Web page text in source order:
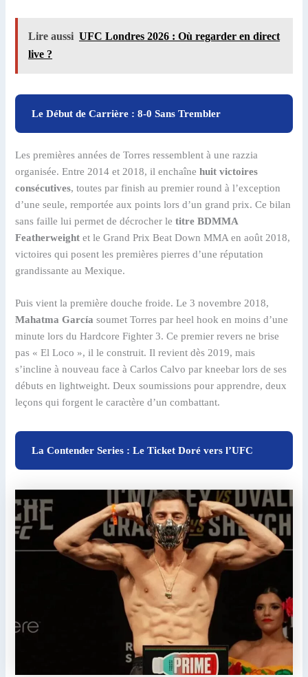
Lire aussi UFC Londres 2026 : Où regarder en direct
live ?
Le Début de Carrière : 8-0 Sans Trembler
Les premières années de Torres ressemblent à une razzia
organisée. Entre 2014 et 2018, il enchaînehuit victoires
consécutives, toutes par finish au premier round à l’exception
d’une seule, remportée aux points lors d’un grand prix. Ce bilan
sans faille lui permet de décrocher letitre BDMMA
Featherweight et le Grand Prix Beat Down MMA en août 2018,
victoires qui posent les premières pierres d’une réputation
grandissante au Mexique.
Puis vient la première douche froide. Le 3 novembre 2018,
Mahatma García soumet Torres par heel hook en moins d’une
minute lors du Hardcore Fighter 3. Ce premier revers ne brise
pas « El Loco », il le construit. Il revient dès 2019, mais
s’incline à nouveau face à Carlos Calvo par kneebar lors de ses
débuts en lightweight. Deux soumissions pour apprendre, deux
leçons qui forgent le caractère d’un combattant.
La Contender Series : Le Ticket Doré vers l’UFC